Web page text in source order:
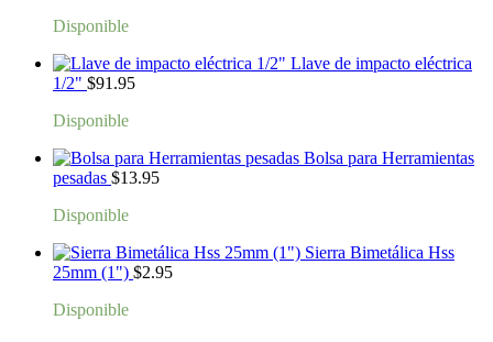
Disponible
Llave de impacto eléctrica
1/2" $91.95
Disponible
Bolsa para Herramientas
pesadas $13.95
Disponible
Sierra Bimetálica Hss
25mm (1") $2.95
Disponible